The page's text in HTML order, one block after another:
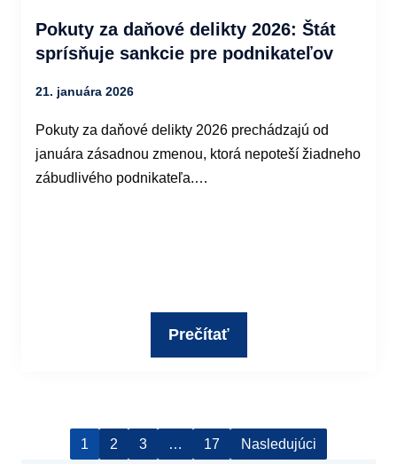
Pokuty za daňové delikty 2026: Štát
sprísňuje sankcie pre podnikateľov
21. januára 2026
Pokuty za daňové delikty 2026 prechádzajú od
januára zásadnou zmenou, ktorá nepoteší žiadneho
zábudlivého podnikateľa.…
Prečítať
1 2 3 … 17 Nasledujúci